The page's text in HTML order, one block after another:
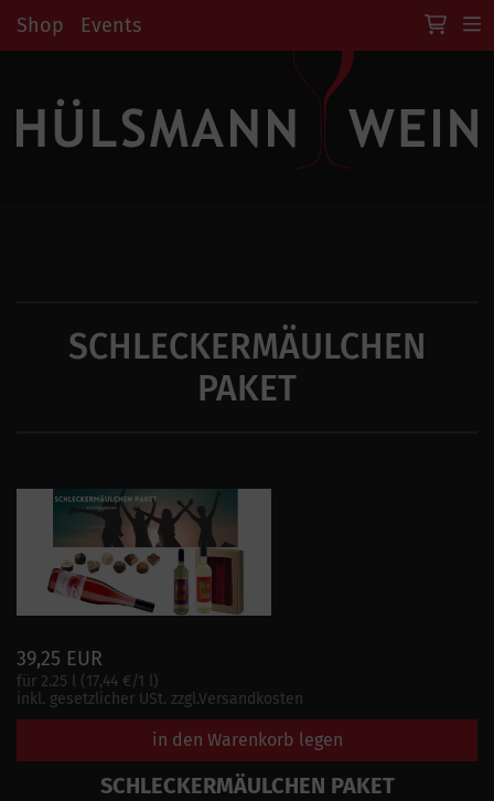
Shop Events
SCHLECKERMÄULCHEN
PAKET
39,25 EUR
für 2.25 l (17,44 €/1 l)
inkl. gesetzlicher USt. zzgl.Versandkosten
in den Warenkorb legen
SCHLECKERMÄULCHEN PAKET